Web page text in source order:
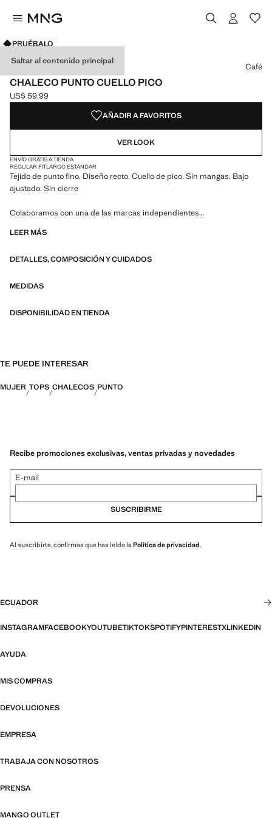
Saltar al contenido principal
PRUÉBALO
CHALECO PUNTO CUELLO PICO
Precio actual [US$ 59,99 ]
US$ 59,99
Selecciona un color
Color Café seleccionado
Café
AÑADIR A FAVORITOS
VER LOOK
ENVÍO GRATIS A TIENDA
REGULAR FITLARGO ESTÁNDAR
Tejido de punto fino. Diseño recto. Cuello de pico. Sin mangas. Bajo
ajustado. Sin cierre
Colaboramos con una de las marcas independientes
colección de verano de energía audaz, donde lo práctico y lo estético
ligeras, con protagonismo del layering y un enfoque conceptual, que
como en ocasiones más especiales
LEER MÁS
DETALLES, COMPOSICIÓN Y CUIDADOS
MEDIDAS
DISPONIBILIDAD EN TIENDA
TE PUEDE INTERESAR
MUJER TOPS CHALECOS PUNTO
Recibe promociones exclusivas, ventas privadas y novedades
E-mail
SUSCRIBIRME
Al suscribirte, confirmas que has leído la Política de privacidad.
ECUADOR
INSTAGRAMFACEBOOKYOUTUBETIKTOKSPOTIFYPINTERESTXLINKEDIN
AYUDA
MIS COMPRAS
DEVOLUCIONES
EMPRESA
TRABAJA CON NOSOTROS
PRENSA
MANGO OUTLET